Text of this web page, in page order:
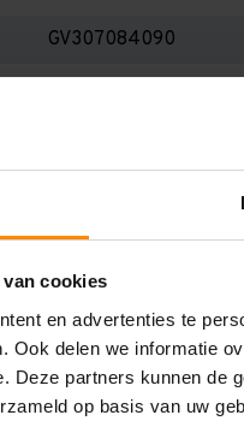
cookies
en advertenties te
Ook delen we informatie
Deze partners kunnen de
op basis van uw
GV307084090
900 mm
4
Blauw